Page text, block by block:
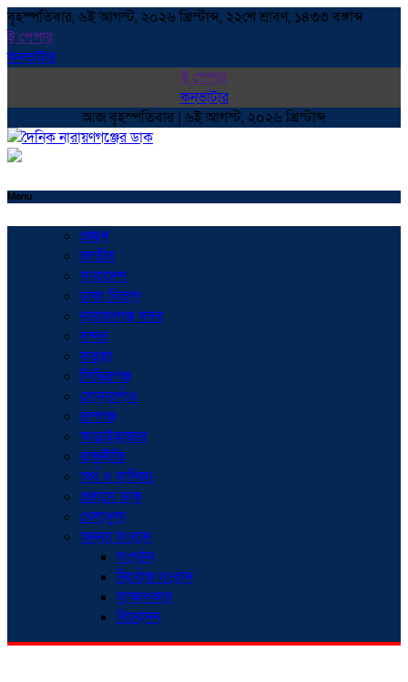
বৃহস্পতিবার, ৬ই আগস্ট, ২০২৬ খ্রিস্টাব্দ, ২২শে শ্রাবণ, ১৪৩৩ বঙ্গাব্দ
ই পেপার
কনভাটার
ই পেপার
কনভাটার
আজ বৃহস্পতিবার | ৬ই আগস্ট, ২০২৬ খ্রিস্টাব্দ
Menu
প্রচ্ছদ
জাতীয়
সারাদেশ
ঢাকা বিভাগ
নারায়ণগঞ্জ সদর
বন্দর
ফতুল্লা
সিদ্ধিরগঞ্জ
সোনারগাঁও
রূপগঞ্জ
আড়াইহাজার
রাজনীতি
অর্থ ও বাণিজ্য
প্রবাসে ডাক
খেলাধুলা
অনন্যা সংবাদ
সংগঠন
নিখোঁজ সংবাদ
সাক্ষাৎকার
বিনোদন